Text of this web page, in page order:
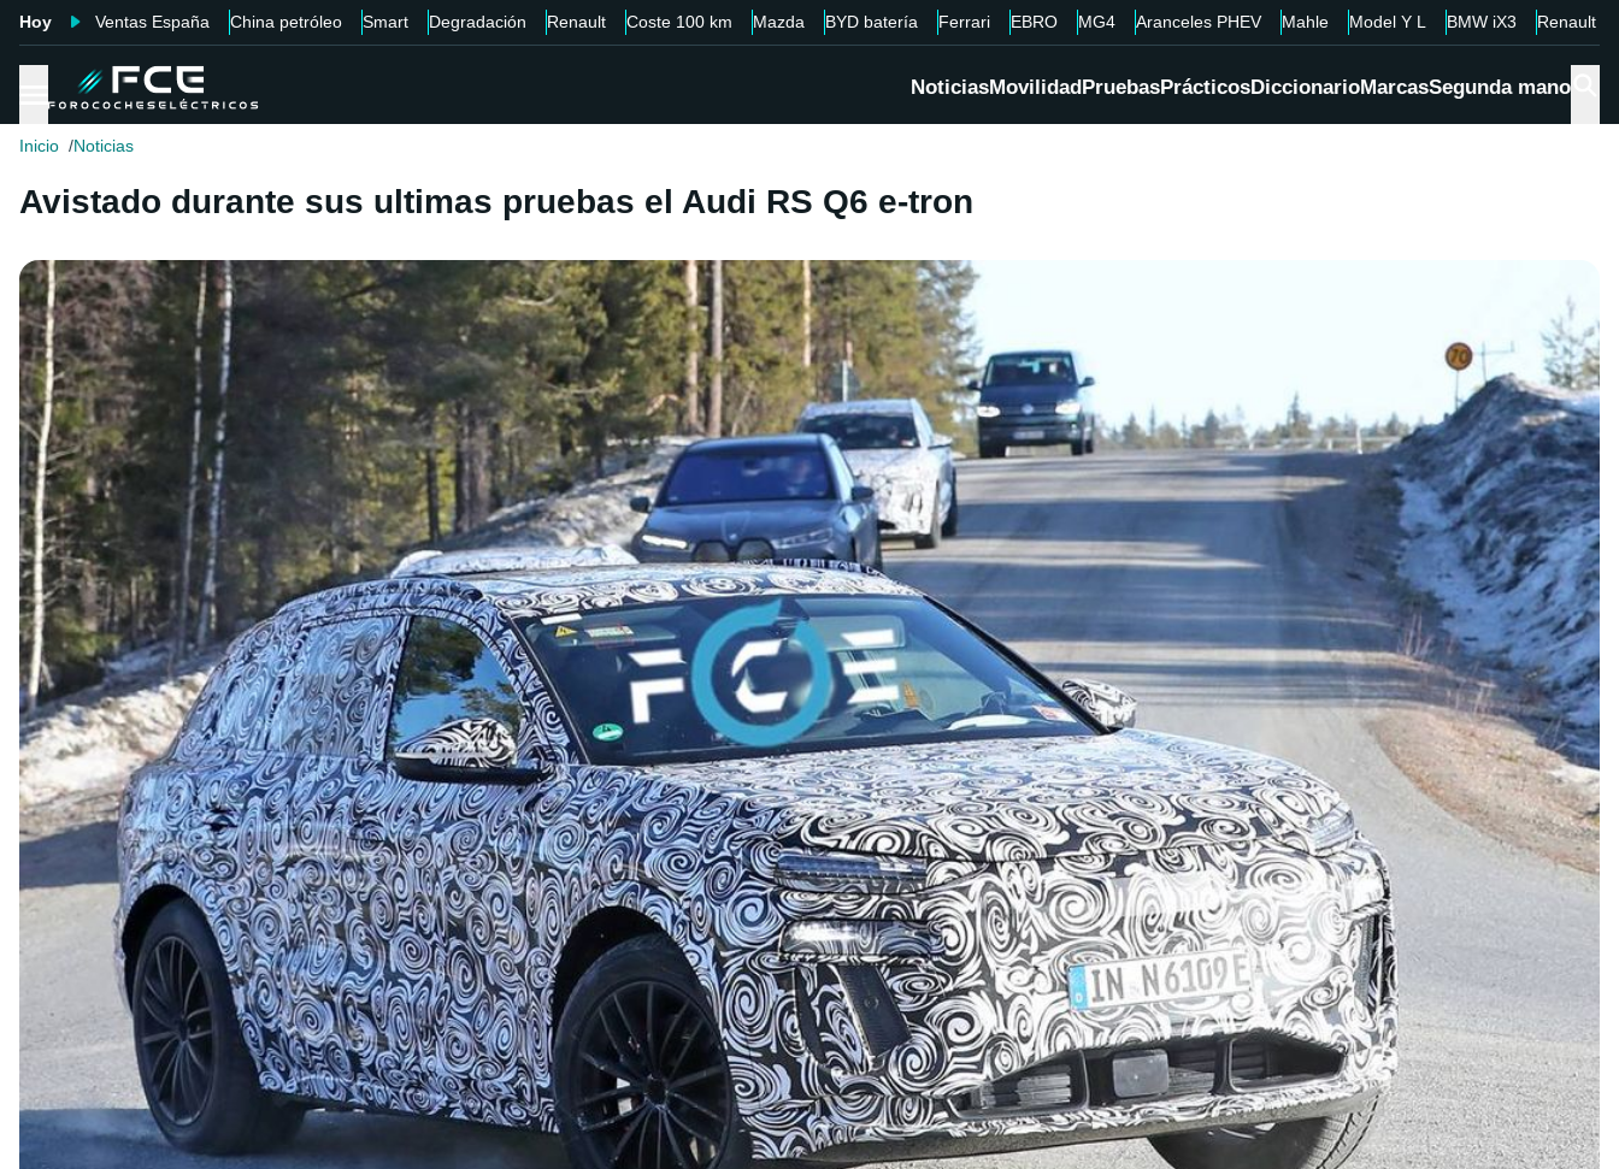
Hoy Ventas España China petróleo Smart Degradación Renault Coste 100 km Mazda BYD batería Ferrari EBRO MG4 Aranceles PHEV Mahle Model Y L BMW iX3 Renault
NoticiasMovilidadPruebasPrácticosDiccionarioMarcasSegunda mano
Inicio Noticias
Avistado durante sus ultimas pruebas el Audi RS Q6 e-tron